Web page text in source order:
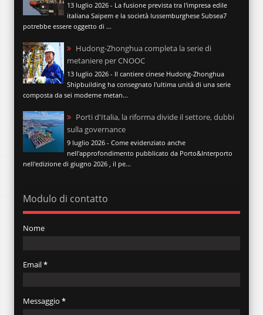
13 luglio 2026 - La fusione prevista tra l'impresa edile
italiana Saipem e la società lussemburghese Subsea7
potrebbe essere oggetto di ...
Hudong-Zhonghua completa la serie di
metaniere per CNOOC
13 luglio 2026 - Il cantiere cinese Hudong-Zhonghua
Shipbuilding ha consegnato l'ultima unità di una serie
composta da sei moderne metan...
Porti d'Italia, la riforma divide il settore, dubbi
sulla governance
9 luglio 2026 - Come evidenziato anche
nell'approfondimento pubblicato da Porto&Interporto
nell'edizione di giugno 2026 , il pe...
Modulo di contatto
Nome
Email*
Messaggio *